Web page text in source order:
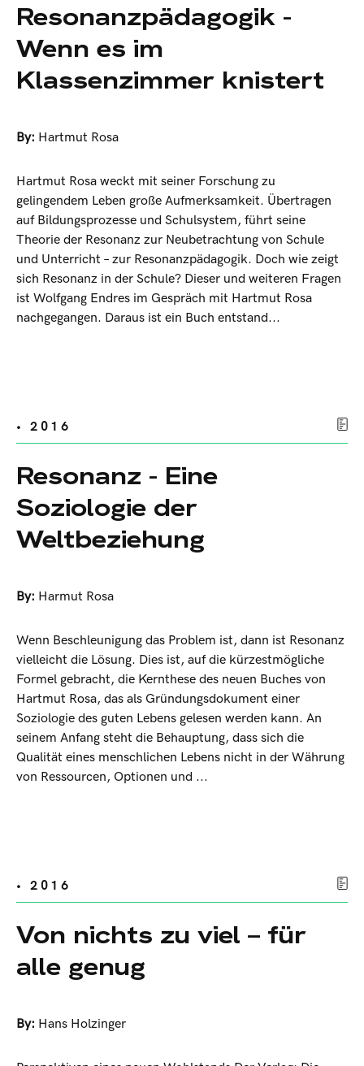
Resonanzpädagogik -
Wenn es im
Klassenzimmer knistert
By: Hartmut Rosa
Hartmut Rosa weckt mit seiner Forschung zu
gelingendem Leben große Aufmerksamkeit. Übertragen
auf Bildungsprozesse und Schulsystem, führt seine
Theorie der Resonanz zur Neubetrachtung von Schule
und Unterricht – zur Resonanzpädagogik. Doch wie zeigt
sich Resonanz in der Schule? Dieser und weiteren Fragen
ist Wolfgang Endres im Gespräch mit Hartmut Rosa
nachgegangen. Daraus ist ein Buch entstand...
• 2016
Resonanz - Eine
Soziologie der
Weltbeziehung
By: Harmut Rosa
Wenn Beschleunigung das Problem ist, dann ist Resonanz
vielleicht die Lösung. Dies ist, auf die kürzestmögliche
Formel gebracht, die Kernthese des neuen Buches von
Hartmut Rosa, das als Gründungsdokument einer
Soziologie des guten Lebens gelesen werden kann. An
seinem Anfang steht die Behauptung, dass sich die
Qualität eines menschlichen Lebens nicht in der Währung
von Ressourcen, Optionen und ...
• 2016
Von nichts zu viel – für
alle genug
By: Hans Holzinger